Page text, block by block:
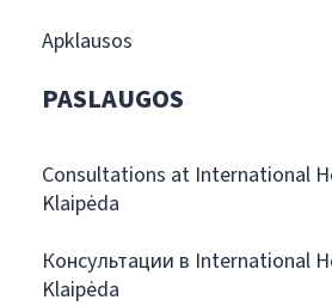
Apklausos
PASLAUGOS
Consultations at International
Klaipėda
Консультации в International
Klaipėda